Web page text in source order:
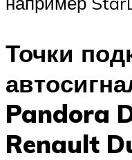
Точки
Pandora
Renault